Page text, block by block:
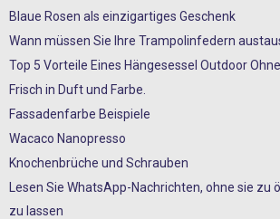
Blaue Rosen als einzigartiges Geschenk
Wann müssen Sie Ihre Trampolinfedern
Top 5 Vorteile Eines Hängesessel Outdoor
Frisch in Duft und Farbe.
Fassadenfarbe Beispiele
Wacaco Nanopresso
Knochenbrüche und Schrauben
Lesen Sie WhatsApp-Nachrichten, ohne sie zu
zu lassen